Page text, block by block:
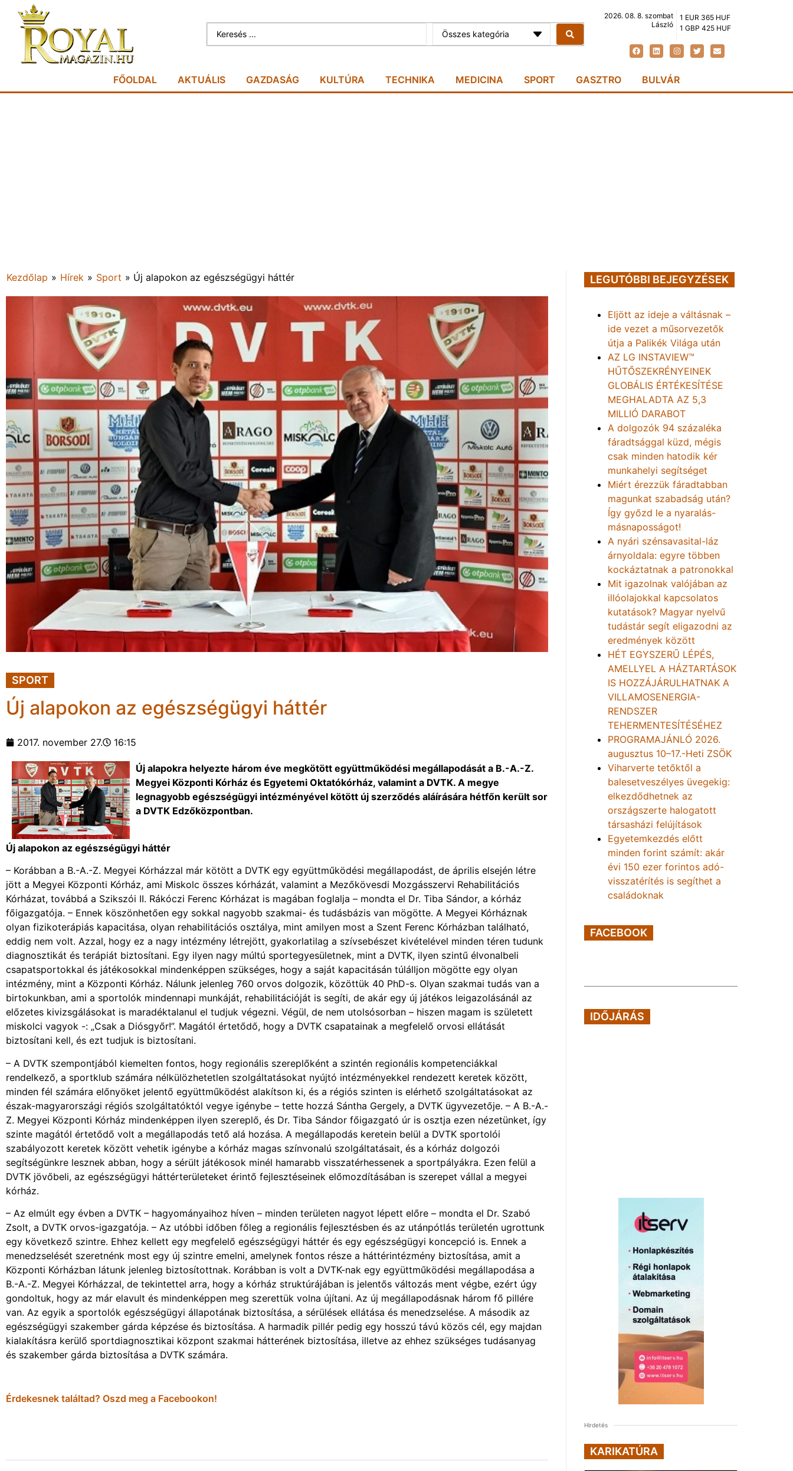
Összes kategória
2026. 08. 8. szombat
László
1 EUR 365 HUF
1 GBP 425 HUF
FŐOLDAL AKTUÁLIS GAZDASÁG KULTÚRA TECHNIKA MEDICINA SPORT GASZTRO BULVÁR
Kezdőlap » Hírek » Sport » Új alapokon az egészségügyi háttér
SPORT
Új alapokon az egészségügyi háttér
2017. november 27. 16:15
Új alapokra helyezte három éve megkötött együttműködési megállapodását a B.-A.-Z.
Megyei Központi Kórház és Egyetemi Oktatókórház, valamint a DVTK. A megye
legnagyobb egészségügyi intézményével kötött új szerződés aláírására hétfőn került sor
a DVTK Edzőközpontban.
Új alapokon az egészségügyi háttér
– Korábban a B.-A.-Z. Megyei Kórházzal már kötött a DVTK egy együttműködési megállapodást, de április elsején létre
jött a Megyei Központi Kórház, ami Miskolc összes kórházát, valamint a Mezőkövesdi Mozgásszervi Rehabilitációs
Kórházat, továbbá a Szikszói II. Rákóczi Ferenc Kórházat is magában foglalja – mondta el Dr. Tiba Sándor, a kórház
főigazgatója. – Ennek köszönhetően egy sokkal nagyobb szakmai- és tudásbázis van mögötte. A Megyei Kórháznak
olyan fizikoterápiás kapacitása, olyan rehabilitációs osztálya, mint amilyen most a Szent Ferenc Kórházban található,
eddig nem volt. Azzal, hogy ez a nagy intézmény létrejött, gyakorlatilag a szívsebészet kivételével minden téren tudunk
diagnosztikát és terápiát biztosítani. Egy ilyen nagy múltú sportegyesületnek, mint a DVTK, ilyen szintű élvonalbeli
csapatsportokkal és játékosokkal mindenképpen szükséges, hogy a saját kapacitásán túlálljon mögötte egy olyan
intézmény, mint a Központi Kórház. Nálunk jelenleg 760 orvos dolgozik, közöttük 40 PhD-s. Olyan szakmai tudás van a
birtokunkban, ami a sportolók mindennapi munkáját, rehabilitációját is segíti, de akár egy új játékos leigazolásánál az
előzetes kivizsgálásokat is maradéktalanul el tudjuk végezni. Végül, de nem utolsósorban – hiszen magam is született
miskolci vagyok -: „Csak a Diósgyőr!”. Magától értetődő, hogy a DVTK csapatainak a megfelelő orvosi ellátását
biztosítani kell, és ezt tudjuk is biztosítani.
– A DVTK szempontjából kiemelten fontos, hogy regionális szereplőként a szintén regionális kompetenciákkal
rendelkező, a sportklub számára nélkülözhetetlen szolgáltatásokat nyújtó intézményekkel rendezett keretek között,
minden fél számára előnyöket jelentő együttműködést alakítson ki, és a régiós szinten is elérhető szolgáltatásokat az
észak-magyarországi régiós szolgáltatóktól vegye igénybe – tette hozzá Sántha Gergely, a DVTK ügyvezetője. – A B.-A.-
Z. Megyei Központi Kórház mindenképpen ilyen szereplő, és Dr. Tiba Sándor főigazgató úr is osztja ezen nézetünket, így
szinte magától értetődő volt a megállapodás tető alá hozása. A megállapodás keretein belül a DVTK sportolói
szabályozott keretek között vehetik igénybe a kórház magas színvonalú szolgáltatásait, és a kórház dolgozói
segítségünkre lesznek abban, hogy a sérült játékosok minél hamarabb visszatérhessenek a sportpályákra. Ezen felül a
DVTK jövőbeli, az egészségügyi háttérterületeket érintő fejlesztéseinek előmozdításában is szerepet vállal a megyei
kórház.
– Az elmúlt egy évben a DVTK – hagyományaihoz híven – minden területen nagyot lépett előre – mondta el Dr. Szabó
Zsolt, a DVTK orvos-igazgatója. – Az utóbbi időben főleg a regionális fejlesztésben és az utánpótlás területén ugrottunk
egy következő szintre. Ehhez kellett egy megfelelő egészségügyi háttér és egy egészségügyi koncepció is. Ennek a
menedzselését szeretnénk most egy új szintre emelni, amelynek fontos része a háttérintézmény biztosítása, amit a
Központi Kórházban látunk jelenleg biztosítottnak. Korábban is volt a DVTK-nak egy együttműködési megállapodása a
B.-A.-Z. Megyei Kórházzal, de tekintettel arra, hogy a kórház struktúrájában is jelentős változás ment végbe, ezért úgy
gondoltuk, hogy az már elavult és mindenképpen meg szerettük volna újítani. Az új megállapodásnak három fő pillére
van. Az egyik a sportolók egészségügyi állapotának biztosítása, a sérülések ellátása és menedzselése. A második az
egészségügyi szakember gárda képzése és biztosítása. A harmadik pillér pedig egy hosszú távú közös cél, egy majdan
kialakításra kerülő sportdiagnosztikai központ szakmai hátterének biztosítása, illetve az ehhez szükséges tudásanyag
és szakember gárda biztosítása a DVTK számára.
Érdekesnek találtad? Oszd meg a Facebookon!
LEGUTÓBBI BEJEGYZÉSEK
Eljött az ideje a váltásnak –
ide vezet a műsorvezetők
útja a Palikék Világa után
AZ LG INSTAVIEW™
HŰTŐSZEKRÉNYEINEK
GLOBÁLIS ÉRTÉKESÍTÉSE
MEGHALADTA AZ 5,3
MILLIÓ DARABOT
A dolgozók 94 százaléka
fáradtsággal küzd, mégis
csak minden hatodik kér
munkahelyi segítséget
Miért érezzük fáradtabban
magunkat szabadság után?
Így győzd le a nyaralás-
másnaposságot!
A nyári szénsavasital-láz
árnyoldala: egyre többen
kockáztatnak a patronokkal
Mit igazolnak valójában az
illóolajokkal kapcsolatos
kutatások? Magyar nyelvű
tudástár segít eligazodni az
eredmények között
HÉT EGYSZERŰ LÉPÉS,
AMELLYEL A HÁZTARTÁSOK
IS HOZZÁJÁRULHATNAK A
VILLAMOSENERGIA-
RENDSZER
TEHERMENTESÍTÉSÉHEZ
PROGRAMAJÁNLÓ 2026.
augusztus 10–17.-Heti ZSÖK
Viharverte tetőktől a
balesetveszélyes üvegekig:
elkezdődhetnek az
országszerte halogatott
társasházi felújítások
Egyetemkezdés előtt
minden forint számít: akár
évi 150 ezer forintos adó-
visszatérítés is segíthet a
családoknak
FACEBOOK
IDŐJÁRÁS
Hirdetés
KARIKATÚRA